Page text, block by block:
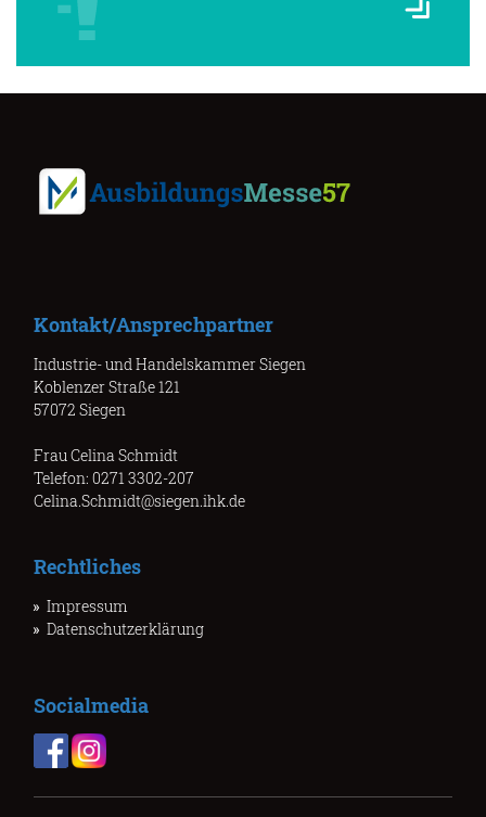
Kontakt/Ansprechpartner
Industrie- und Handelskammer Siegen
Koblenzer Straße 121
57072 Siegen
Frau Celina Schmidt
Telefon: 0271 3302-207
Celina.Schmidt@siegen.ihk.de
Rechtliches
Impressum
Datenschutzerklärung
Socialmedia